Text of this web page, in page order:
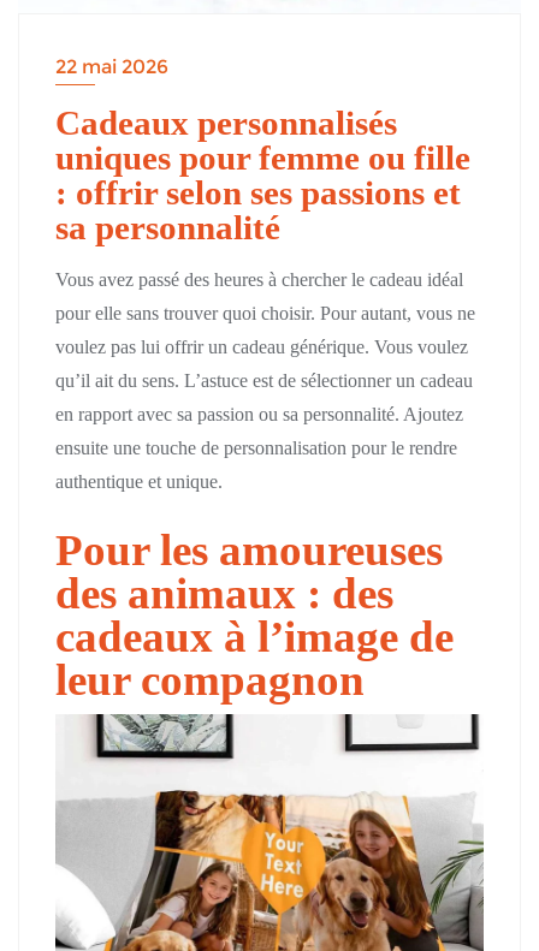
22 mai 2026
Cadeaux personnalisés
uniques pour femme ou fille
: offrir selon ses passions et
sa personnalité
Vous avez passé des heures à chercher le cadeau idéal
pour elle sans trouver quoi choisir. Pour autant, vous ne
voulez pas lui offrir un cadeau générique. Vous voulez
qu’il ait du sens. L’astuce est de sélectionner un cadeau
en rapport avec sa passion ou sa personnalité. Ajoutez
ensuite une touche de personnalisation pour le rendre
authentique et unique.
Pour les amoureuses
des animaux : des
cadeaux à l’image de
leur compagnon